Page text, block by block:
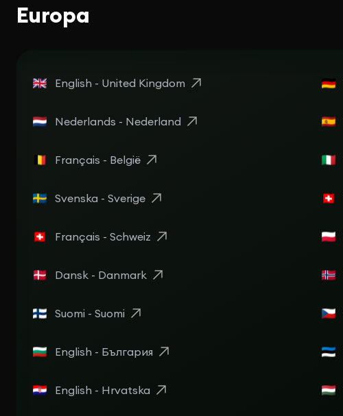
Europa
English - United Kingdom
Nederlands - Nederland
Français - België
Svenska - Sverige
Français - Schweiz
Dansk - Danmark
Suomi - Suomi
English - България
English - Hrvatska